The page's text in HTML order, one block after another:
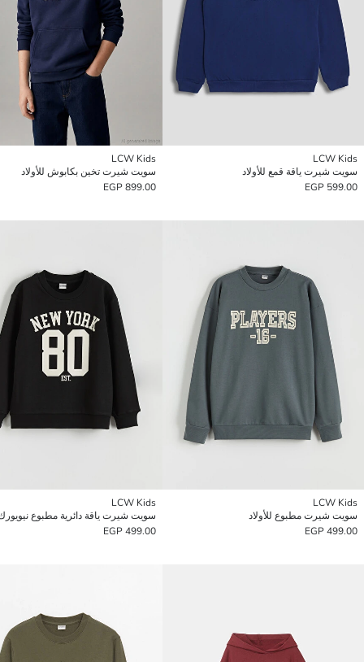
LCW Kids
سويت شيرت ياقة قمع للأولاد
599.00 EGP
LCW Kids
سويت شيرت تخين بكابوش للأولاد
899.00 EGP
LCW Kids
سويت شيرت مطبوع للأولاد
499.00 EGP
LCW Kids
سويت شيرت ياقة دائرية مطبوع نيويورك
499.00 EGP